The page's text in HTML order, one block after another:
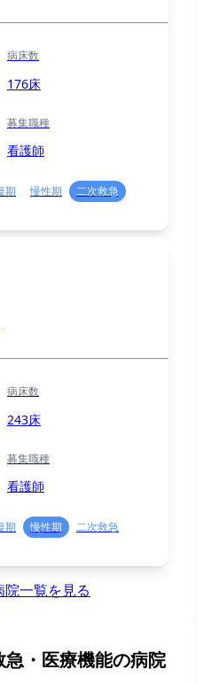
病床数
176床
募集職種
看護師
期 慢性期
二次救急
病床数
243床
募集職種
看護師
期 慢性期
二次救急
一覧を見る
急・医療機能の病院